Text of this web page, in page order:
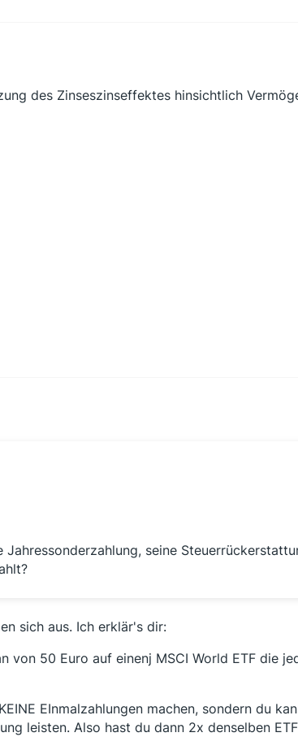
des Zinseszinseffektes hinsichtlich
Jahressonderzahlung, seine
sich aus. Ich erklär's dir:
von 50 Euro auf einenj MSCI World ETF die
EInmalzahlungen machen, sondern du
leisten. Also hast du dann 2x denselben